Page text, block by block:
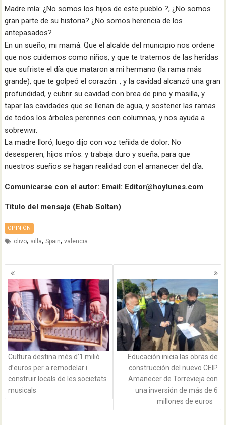
Madre mía: ¿No somos los hijos de este pueblo ?, ¿No somos
gran parte de su historia? ¿No somos herencia de los
antepasados?
En un sueño, mi mamá: Que el alcalde del municipio nos ordene
que nos cuidemos como niños, y que te tratemos de las heridas
que sufriste el día que mataron a mi hermano (la rama más
grande), que te golpeó el corazón. , y la cavidad alcanzó una gran
profundidad, y cubrir su cavidad con brea de pino y masilla, y
tapar las cavidades que se llenan de agua, y sostener las ramas
de todos los árboles perennes con columnas, y nos ayuda a
sobrevivir.
La madre lloró, luego dijo con voz teñida de dolor: No
desesperen, hijos míos. y trabaja duro y sueña, para que
nuestros sueños se hagan realidad con el amanecer del día.
Comunicarse con el autor: Email: Editor@hoylunes.com
Título del mensaje (Ehab Soltan)
OPINIÓN
olivo, silla,Spain,valencia
Navegación
de
entradas
Cultura destina més d’1 milió
d’euros per a remodelar i
construir locals de les societats
musicals
Educación inicia las obras de
construcción del nuevo CEIP
Amanecer de Torrevieja con
una inversión de más de 6
millones de euros